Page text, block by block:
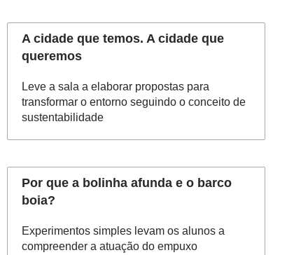
A cidade que temos. A cidade que
queremos
Leve a sala a elaborar propostas para
transformar o entorno seguindo o conceito de
sustentabilidade
Por que a bolinha afunda e o barco
boia?
Experimentos simples levam os alunos a
compreender a atuação do empuxo